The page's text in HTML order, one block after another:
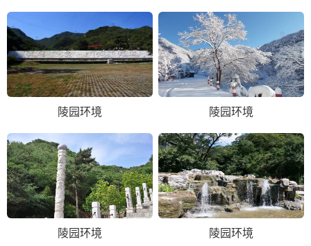
陵园环境 陵园环境
陵园环境 陵园环境